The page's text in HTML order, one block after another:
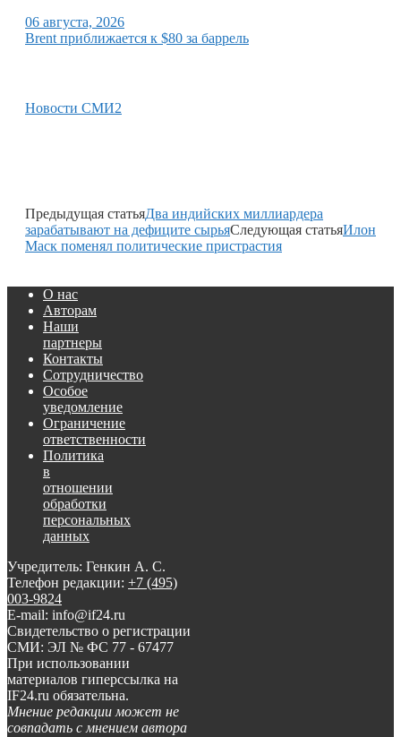
06 августа, 2026
Brent приближается к $80 за баррель
Новости СМИ2
Предыдущая статьяДва индийских миллиардера
зарабатывают на дефиците сырьяСледующая статьяИлон
Маск поменял политические пристрастия
О нас
Авторам
Наши
партнеры
Контакты
Сотрудничество
Особое
уведомление
Ограничение
ответственности
Политика
в
отношении
обработки
персональных
данных
Учредитель: Генкин А. С.
Телефон редакции: +7 (495)
003-9824
E-mail: info@if24.ru
Свидетельство о регистрации
СМИ: ЭЛ № ФС 77 - 67477
При использовании
материалов гиперссылка на
IF24.ru обязательна.
Мнение редакции может не
совпадать с мнением автора